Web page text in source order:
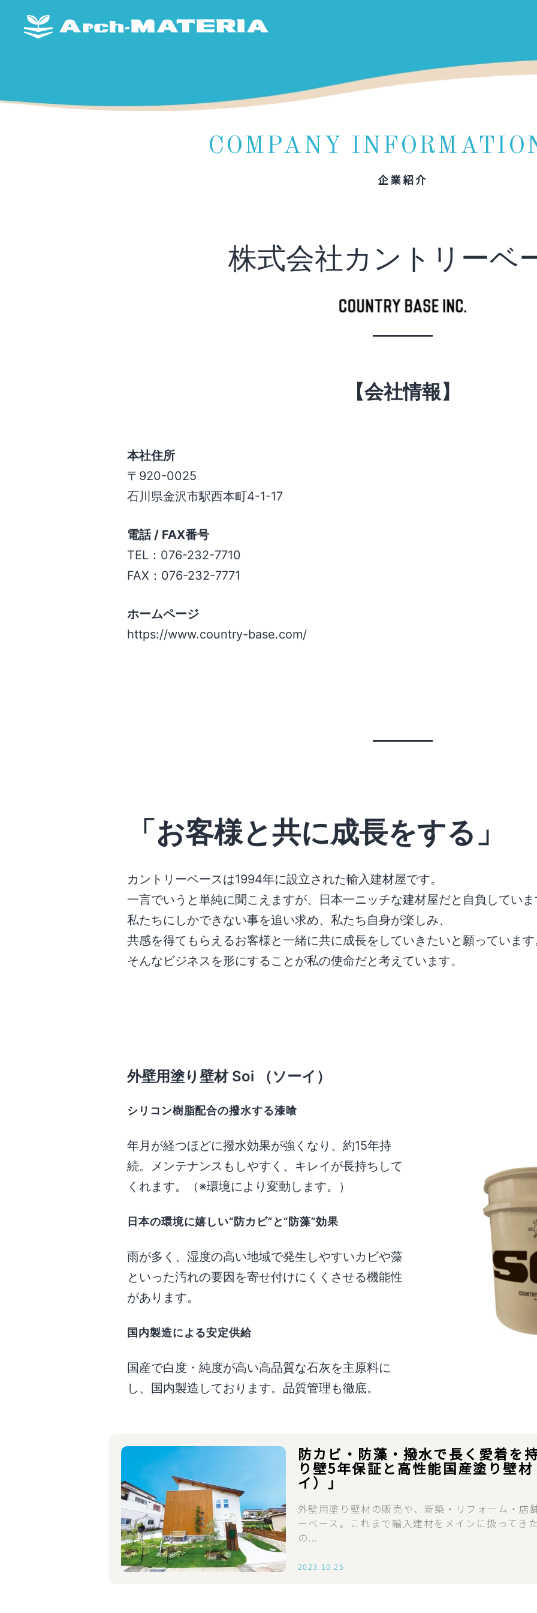
COMPANY
企業紹介
株式会社カントリーベ
【会社情報】
本社住所
〒920-0025
石川県金沢市駅西本町4-1-17
電話 / FAX番号
TEL：076-232-7710
FAX：076-232-7771
ホームページ
https://www.country-base.com/
「お客様と共に成長をする」
カントリーベースは1994年に設立された輸入建材屋です。
一言でいうと単純に聞こえますが、日本一ニッチな建材屋だと自負してい
私たちにしかできない事を追い求め、私たち自身が楽しみ、
共感を得てもらえるお客様と一緒に共に成長をしていきたいと願っていま
そんなビジネスを形にすることが私の使命だと考えています。
外壁用塗り壁材 Soi （ソーイ）
シリコン樹脂配合の撥水する漆喰
年月が経つほどに撥水効果が強くなり、約15年持
続。メンテナンスもしやすく、キレイが長持ちして
くれます。（※環境により変動します。）
日本の環境に嬉しい“防カビ”と“防藻”効果
雨が多く、湿度の高い地域で発生しやすいカビや藻
といった汚れの要因を寄せ付けにくくさせる機能性
があります。
国内製造による安定供給
国産で白度・純度が高い高品質な石灰を主原料に
し、国内製造しております。品質管理も徹底。